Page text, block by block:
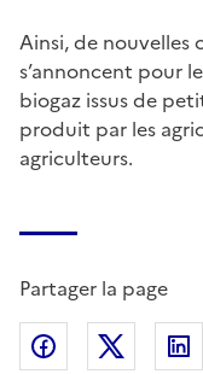
Ainsi, de
s’annoncent pour
biogaz issus de
produit par les
agriculteurs.
Partager la page
Partager sur